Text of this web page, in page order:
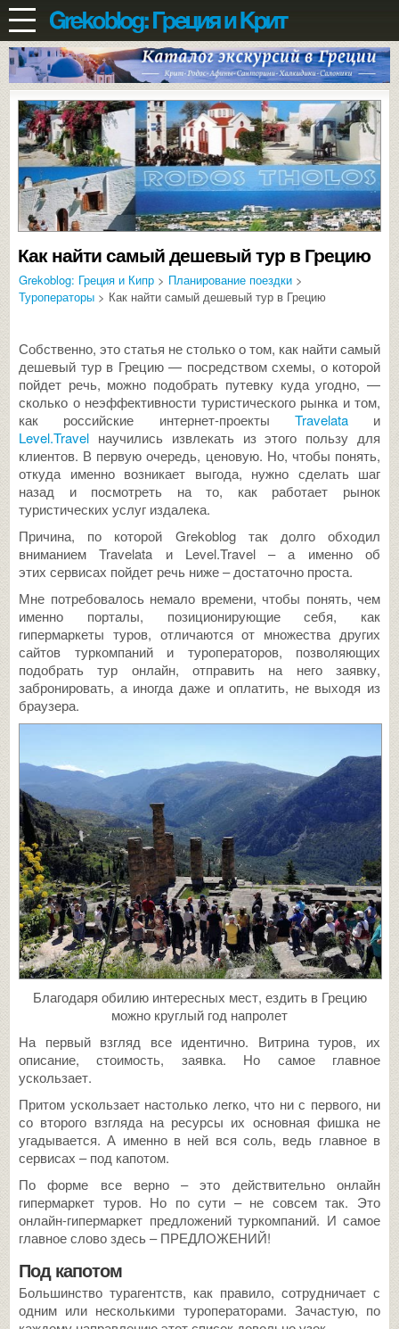
Как найти самый дешевый тур в Грецию
Grekoblog: Греция и Кипр > Планирование поездки >
Туроператоры > Как найти самый дешевый тур в Грецию
Собственно, это статья не столько о том, как найти самый
дешевый тур в Грецию — посредством схемы, о которой
пойдет речь, можно подобрать путевку куда угодно, —
сколько о неэффективности туристического рынка и том,
как российские интернет-проекты Travelataи
Level.Travel научились извлекать из этого пользу для
клиентов. В первую очередь, ценовую. Но, чтобы понять,
откуда именно возникает выгода, нужно сделать шаг
назад и посмотреть на то, как работает рынок
туристических услуг издалека.
Причина, по которой Grekoblog так долго обходил
вниманием Travelata и Level.Travel – а именно об
этих сервисах пойдет речь ниже – достаточно проста.
Мне потребовалось немало времени, чтобы понять, чем
именно порталы, позиционирующие себя, как
гипермаркеты туров, отличаются от множества других
сайтов туркомпаний и туроператоров, позволяющих
подобрать тур онлайн, отправить на него заявку,
забронировать, а иногда даже и оплатить, не выходя из
браузера.
Благодаря обилию интересных мест, ездить в Грецию
можно круглый год напролет
На первый взгляд все идентично. Витрина туров, их
описание, стоимость, заявка. Но самое главное
ускользает.
Притом ускользает настолько легко, что ни с первого, ни
со второго взгляда на ресурсы их основная фишка не
угадывается. А именно в ней вся соль, ведь главное в
сервисах – под капотом.
По форме все верно – это действительно онлайн
гипермаркет туров. Но по сути – не совсем так. Это
онлайн-гипермаркет предложений туркомпаний. И самое
главное слово здесь – ПРЕДЛОЖЕНИЙ!
Под капотом
Большинство турагентств, как правило, сотрудничает с
одним или несколькими туроператорами. Зачастую, по